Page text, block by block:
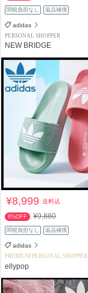
関税負担なし 返品補償
adidas
PERSONAL SHOPPER
NEW BRIDGE
¥8,999送料込
8%OFF ¥9,880
関税負担なし 返品補償
adidas
PREMIUM PERSONAL SHOPPER
ellypop